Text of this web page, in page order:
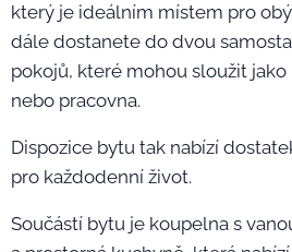
který je ideálním místem pro
dále dostanete do dvou
pokojů, které mohou sloužit
nebo pracovna.
Dispozice bytu tak nabízí
pro každodenní život.
Součástí bytu je koupelna s